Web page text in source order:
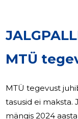
MTÜ
MTÜ tegevust
tasusid ei maksta.
mängis 2024